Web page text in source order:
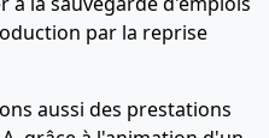
par la reprise
aussi des prestations